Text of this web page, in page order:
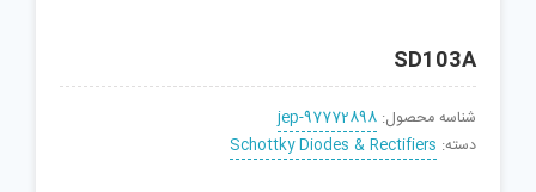
SD103A
شناسه محصول: jep-97772898
دسته: Schottky Diodes & Rectifiers